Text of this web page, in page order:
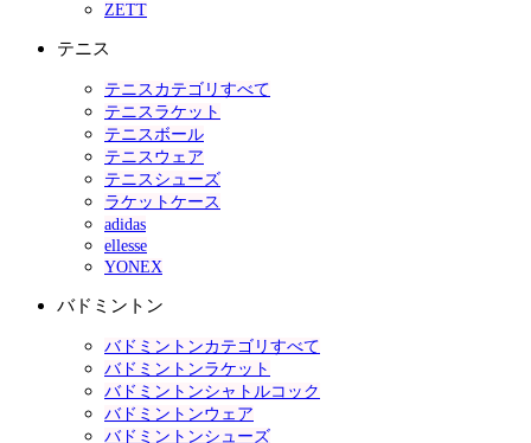
ZETT
テニス
テニスカテゴリすべて
テニスラケット
テニスボール
テニスウェア
テニスシューズ
ラケットケース
adidas
ellesse
YONEX
バドミントン
バドミントンカテゴリすべて
バドミントンラケット
バドミントンシャトルコック
バドミントンウェア
バドミントンシューズ